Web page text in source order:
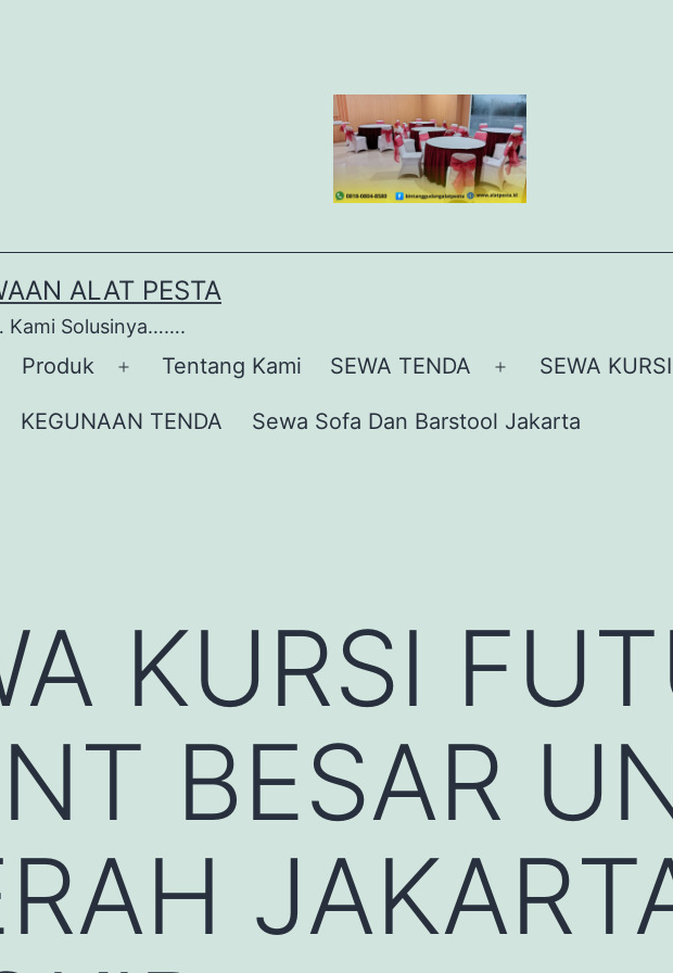
ALAT PESTA
Kami Solusinya…….
Produk
Buka
menu
Tentang Kami SEWA TENDA
Buka
menu
SEWA KURSI
KEGUNAAN TENDA Sewa Sofa Dan Barstool Jakarta
KURSI
BESAR